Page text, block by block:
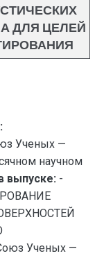
ДЛЯ ЦЕЛЕЙ
Ученых —
научном
выпуске: -
Ученых —